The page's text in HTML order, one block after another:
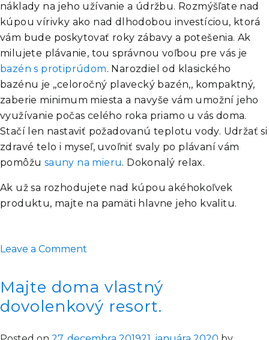
náklady na jeho užívanie a údržbu. Rozmýšľate nad
kúpou vírivky ako nad dlhodobou investíciou, ktorá
vám bude poskytovať roky zábavy a potešenia. Ak
milujete plávanie, tou správnou voľbou pre vás je
bazén s protiprúdom. Narozdiel od klasického
bazénu je ,,celoročný plavecký bazén,, kompaktný,
zaberie minimum miesta a navyše vám umožní jeho
využívanie počas celého roka priamo u vás doma.
Stačí len nastaviť požadovanú teplotu vody. Udržať si
zdravé telo i myseľ, uvoľniť svaly po plávaní vám
pomôžu sauny na mieru. Dokonalý relax.
Ak už sa rozhodujete nad kúpou akéhokoľvek
produktu, majte na pamäti hlavne jeho kvalitu.
Leave a Comment
lacných
dodávateľov
Majte doma vlastný
dovolenkový resort.